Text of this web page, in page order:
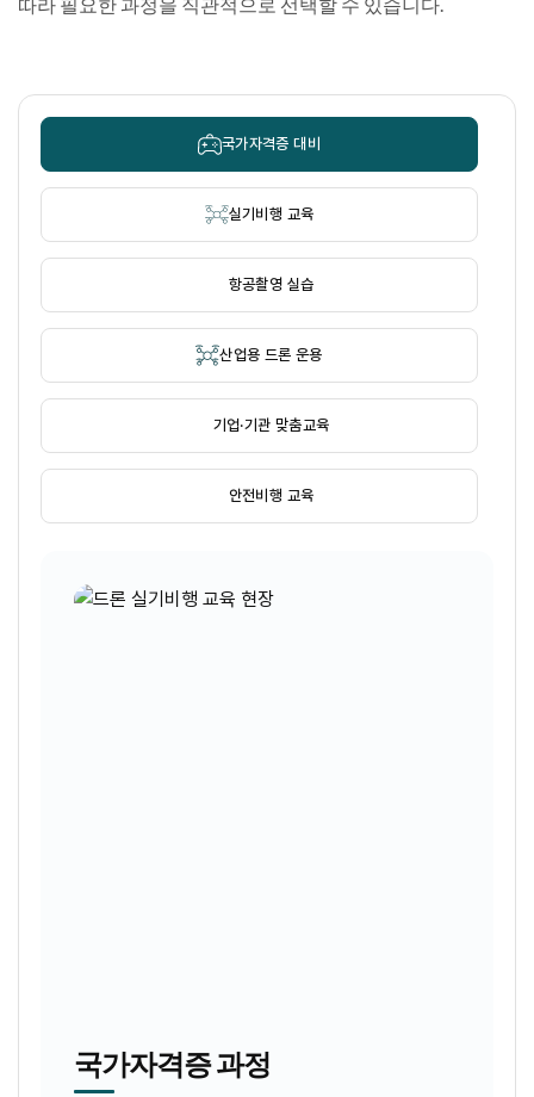
국가자격증 대비
실기비행 교육
항공촬영 실습
산업용 드론 운용
기업·기관 맞춤교육
안전비행 교육
국가자격증 과정